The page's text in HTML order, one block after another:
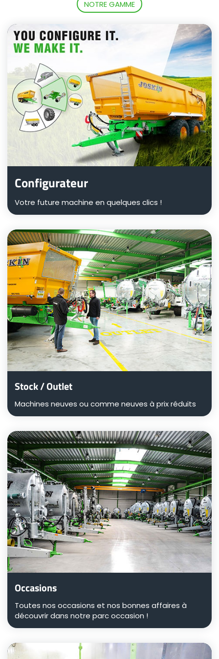
Slovenija
Lietuvių kalba
Česká republika
Yкраїнська мова
ελληνικά
Svenska
한국의
日本語
Türk
العربية
رسید ن
NOTRE GAMME
Configurateur
Votre future machine en quelques clics !
Stock / Outlet
Machines neuves ou comme neuves à prix réduits
Occasions
Toutes nos occasions et nos bonnes affaires à
découvrir dans notre parc occasion !